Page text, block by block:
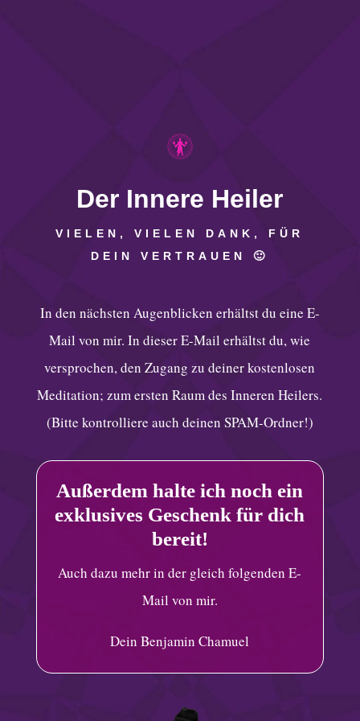
Der Innere Heiler
VIELEN, VIELEN DANK, FÜR
DEIN VERTRAUEN 🙂
In den nächsten Augenblicken erhältst du eine E-
Mail von mir. In dieser E-Mail erhältst du, wie
versprochen, den Zugang zu deiner kostenlosen
Meditation; zum ersten Raum des Inneren Heilers.
(Bitte kontrolliere auch deinen SPAM-Ordner!)
Außerdem halte ich noch ein
exklusives Geschenk für dich
bereit!
Auch dazu mehr in der gleich folgenden E-
Mail von mir.
Dein Benjamin Chamuel